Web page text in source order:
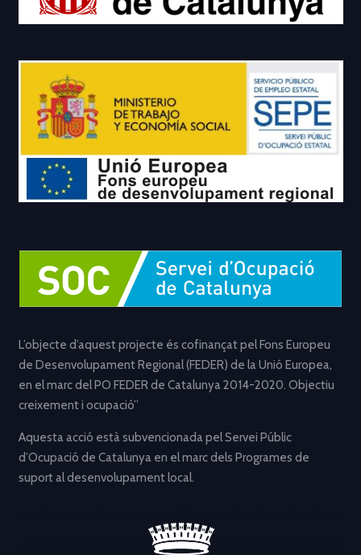
L’objecte d’aquest projecte és cofinançat pel Fons Europeu
de Desenvolupament Regional (FEDER) de la Unió Europea,
en el marc del PO FEDER de Catalunya 2014-2020. Objectiu
creixement i ocupació”
Aquesta acció està subvencionada pel Servei Públic
d’Ocupació de Catalunya en el marc dels Programes de
suport al desenvolupament local.